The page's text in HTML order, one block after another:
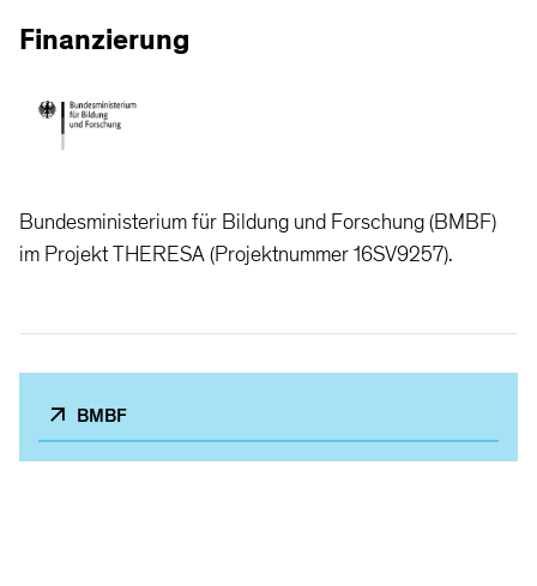
Finanzierung
Bundesministerium für Bildung und Forschung (BMBF)
im Projekt THERESA (Projektnummer 16SV9257).
BMBF